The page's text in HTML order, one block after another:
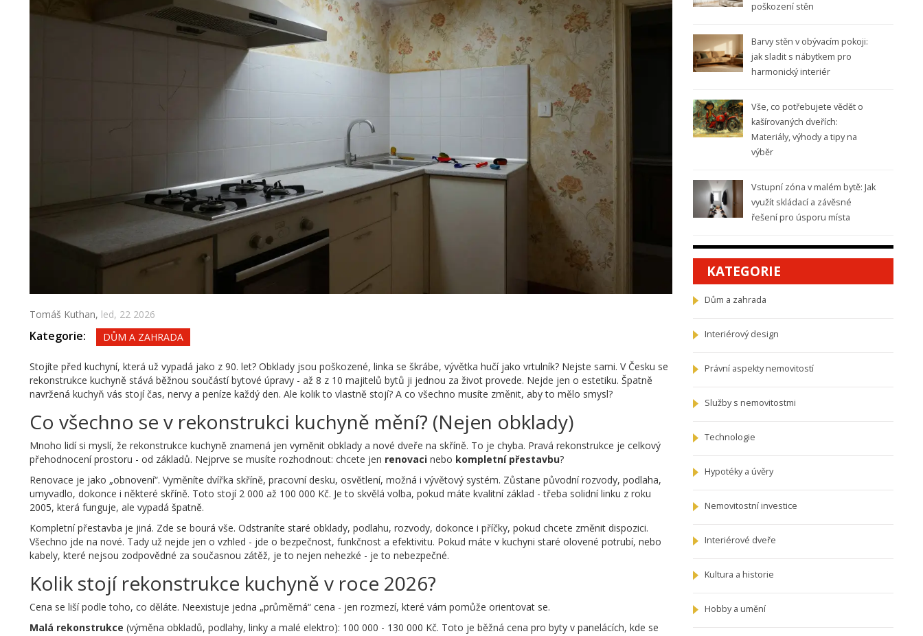
Tomáš Kuthan, led, 22 2026
Kategorie: DŮM A ZAHRADA
Stojíte před kuchyní, která už vypadá jako z 90. let? Obklady jsou poškozené, linka se škrábe, vývětka hučí jako vrtulník? Nejste sami. V Česku se
rekonstrukce kuchyně stává běžnou součástí bytové úpravy - až 8 z 10 majitelů bytů ji jednou za život provede. Nejde jen o estetiku. Špatně
navržená kuchyň vás stojí čas, nervy a peníze každý den. Ale kolik to vlastně stojí? A co všechno musíte změnit, aby to mělo smysl?
Co všechno se v rekonstrukci kuchyně mění? (Nejen obklady)
Mnoho lidí si myslí, že rekonstrukce kuchyně znamená jen vyměnit obklady a nové dveře na skříně. To je chyba. Pravá rekonstrukce je celkový
přehodnocení prostoru - od základů. Nejprve se musíte rozhodnout: chcete jen renovaci nebo kompletní přestavbu?
Renovace je jako „obnovení“. Vyměníte dvířka skříně, pracovní desku, osvětlení, možná i vývětový systém. Zůstane původní rozvody, podlaha,
umyvadlo, dokonce i některé skříně. Toto stojí 2 000 až 100 000 Kč. Je to skvělá volba, pokud máte kvalitní základ - třeba solidní linku z roku
2005, která funguje, ale vypadá špatně.
Kompletní přestavba je jiná. Zde se bourá vše. Odstraníte staré obklady, podlahu, rozvody, dokonce i příčky, pokud chcete změnit dispozici.
Všechno jde na nové. Tady už nejde jen o vzhled - jde o bezpečnost, funkčnost a efektivitu. Pokud máte v kuchyni staré olovené potrubí, nebo
kabely, které nejsou zodpovědné za současnou zátěž, je to nejen nehezké - je to nebezpečné.
Kolik stojí rekonstrukce kuchyně v roce 2026?
Cena se liší podle toho, co děláte. Neexistuje jedna „průměrná“ cena - jen rozmezí, které vám pomůže orientovat se.
Malá rekonstrukce (výměna obkladů, podlahy, linky a malé elektro): 100 000 - 130 000 Kč. Toto je běžná cena pro byty v panelácích, kde se
poškození stěn
Barvy stěn v obývacím pokoji:
jak sladit s nábytkem pro
harmonický interiér
Vše, co potřebujete vědět o
kašírovaných dveřích:
Materiály, výhody a tipy na
výběr
Vstupní zóna v malém bytě: Jak
využít skládací a závěsné
řešení pro úsporu místa
KATEGORIE
Dům a zahrada
Interiérový design
Právní aspekty nemovitostí
Služby s nemovitostmi
Technologie
Hypotéky a úvěry
Nemovitostní investice
Interiérové dveře
Kultura a historie
Hobby a umění